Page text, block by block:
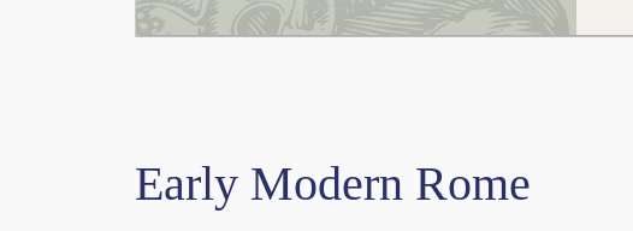
Early Modern Rome